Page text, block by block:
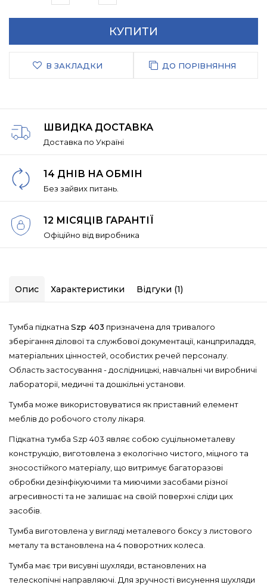
КУПИТИ
В ЗАКЛАДКИ ДО ПОРІВНЯННЯ
ШВИДКА ДОСТАВКА
Доставка по Україні
14 ДНІВ НА ОБМІН
Без зайвих питань.
12 МІСЯЦІВ ГАРАНТІЇ
Офіційно від виробника
Опис Характеристики Відгуки (1)
Тумба підкатна Szp 403 призначена для тривалого
зберігання ділової та службової документації, канцприладдя,
матеріальних цінностей, особистих речей персоналу.
Область застосування - дослідницькі, навчальні чи виробничі
лабораторії, медичні та дошкільні установи.
Тумба може використовуватися як приставний елемент
меблів до робочого столу лікаря.
Підкатна тумба Szp 403 являє собою суцільнометалеву
конструкцію, виготовлена ​​з екологічно чистого, міцного та
зносостійкого матеріалу, що витримує багаторазові
обробки дезінфікуючими та миючими засобами різної
агресивності та не залишає на своїй поверхні сліди цих
засобів.
Тумба виготовлена у вигляді металевого боксу з листового
металу та встановлена на 4 поворотних колеса.
Тумба має три висувні шухляди, встановлених на
телескопічні направляючі. Для зручності висунення шухляди